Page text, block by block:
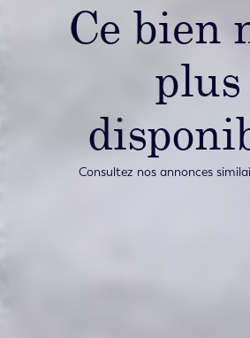
Ce bien
plus
Consultez nos annonces